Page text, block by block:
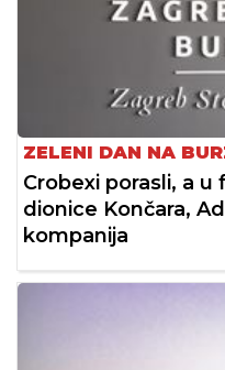
ZELENI DAN NA
Crobexi porasli, a
dionice Končara,
kompanija